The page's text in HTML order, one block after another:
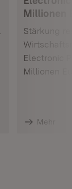
Millionen
Stärkung
Electronic
Millionen
Mehr